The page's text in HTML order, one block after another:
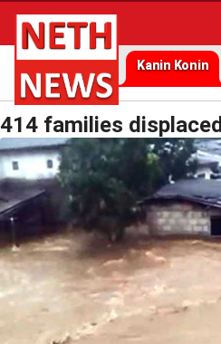
Kanin Konin
414 families displaced